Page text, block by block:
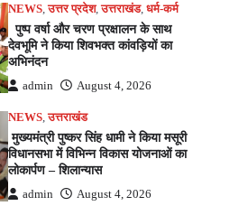
NEWS,उत्तर प्रदेश,उत्तराखंड, धर्म-कर्म
पुष्प वर्षा और चरण प्रक्षालन के साथ
देवभूमि ने किया शिवभक्त कांवड़ियों का
अभिनंदन
admin August 4, 2026
NEWS,उत्तराखंड
मुख्यमंत्री पुष्कर सिंह धामी ने किया मसूरी
विधानसभा में विभिन्न विकास योजनाओं का
लोकार्पण – शिलान्यास
admin August 4, 2026